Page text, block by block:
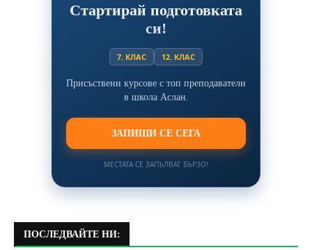
Стартирай подготовката
си!
7. КЛАС 12. КЛАС
Присъствени курсове с топ преподаватели
в школа Аслан.
ЗАПИШИ СЕ СЕГА
МЕСТАТА СЕ ЗАПЪЛВАТ БЪРЗО!
ПОСЛЕДВАЙТЕ НИ: